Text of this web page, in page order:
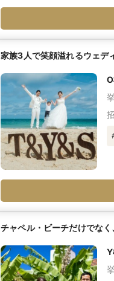
家族3人で笑顔溢れるウェデ
チャペル・ビーチだけでな